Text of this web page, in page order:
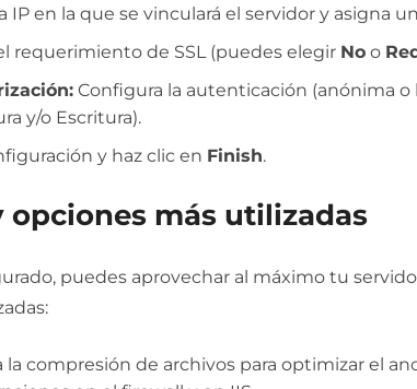
IP en la que se vinculará el servidor y asigna
requerimiento de SSL (puedes elegir No o
Configura la autenticación (anónima o
y/o Escritura).
y haz clic en Finish.
opciones más utilizadas
puedes aprovechar al máximo tu
la compresión de archivos para optimizar el